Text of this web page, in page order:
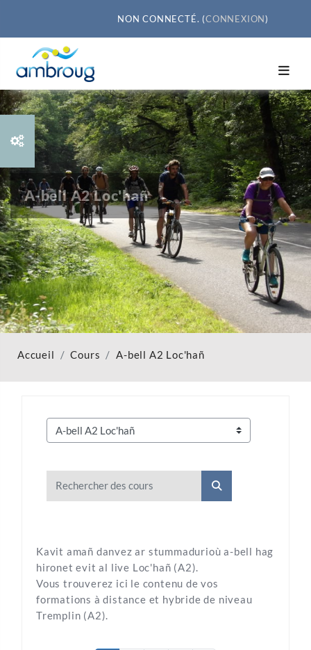
NON CONNECTÉ. (CONNEXION)
A-bell A2 Loc'hañ
Accueil Cours A-bell A2 Loc'hañ
Catégories de cours
Kavit amañ danvez ar stummadurioù a-bell hag
hironet evit al live Loc'hañ (A2).
Vous trouverez ici le contenu de vos
formations à distance et hybride de niveau
Tremplin (A2).